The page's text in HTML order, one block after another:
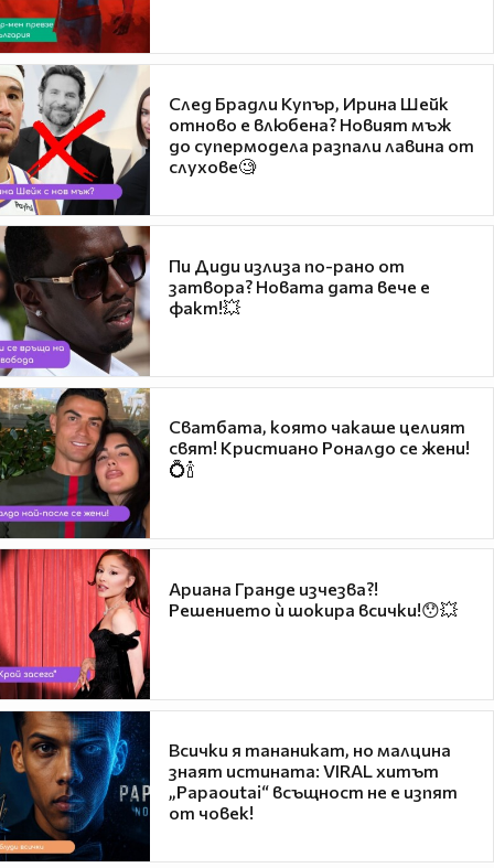
След Брадли Купър, Ирина Шейк
отново е влюбена? Новият мъж
до супермодела разпали лавина от
слухове🧐
Пи Диди излиза по-рано от
затвора? Новата дата вече е
факт!💥
Сватбата, която чакаше целият
свят! Кристиано Роналдо се жени!
💍🍾
Ариана Гранде изчезва?!
Решението ѝ шокира всички!😯💥
Всички я тананикат, но малцина
знаят истината: VIRAL хитът
„Papaoutai“ всъщност не е изпят
от човек!